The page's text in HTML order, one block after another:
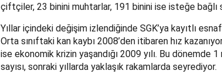
çiftçiler, 23 binini muhtarlar, 191 binini ise isteğe bağlı
Yıllar içindeki değişim izlendiğinde SGK’ya kayıtlı
Orta sınıftaki kan kaybı 2008’den itibaren hız
ise ekonomik krizin yaşandığı 2009 yılı. Bu dönemde
sayısı, sonraki yıllarda yaklaşık rakamlarda seyrediyor.